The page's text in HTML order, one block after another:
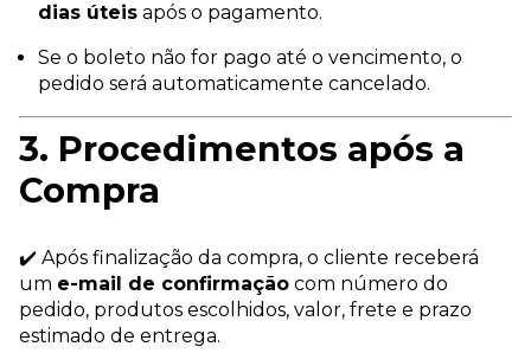
dias úteis após o pagamento.
Se o boleto não for pago até o vencimento, o
pedido será automaticamente cancelado.
3. Procedimentos após a
Compra
✔️ Após finalização da compra, o cliente receberá
um e-mail de confirmação com número do
pedido, produtos escolhidos, valor, frete e prazo
estimado de entrega.